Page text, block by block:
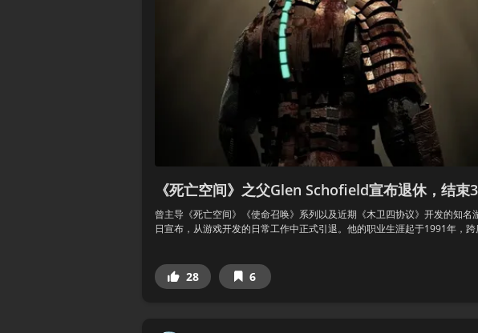
《死亡空间》之父Glen Schofield宣布退休，结束
曾主导《死亡空间》《使命召唤》系列以及近期《木卫四协议》开发的知
日宣布，从游戏开发的日常工作中正式引退。他的职业生涯起于1991年，
28 6